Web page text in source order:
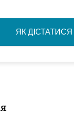
ЯК ДІСТАТИСЯ